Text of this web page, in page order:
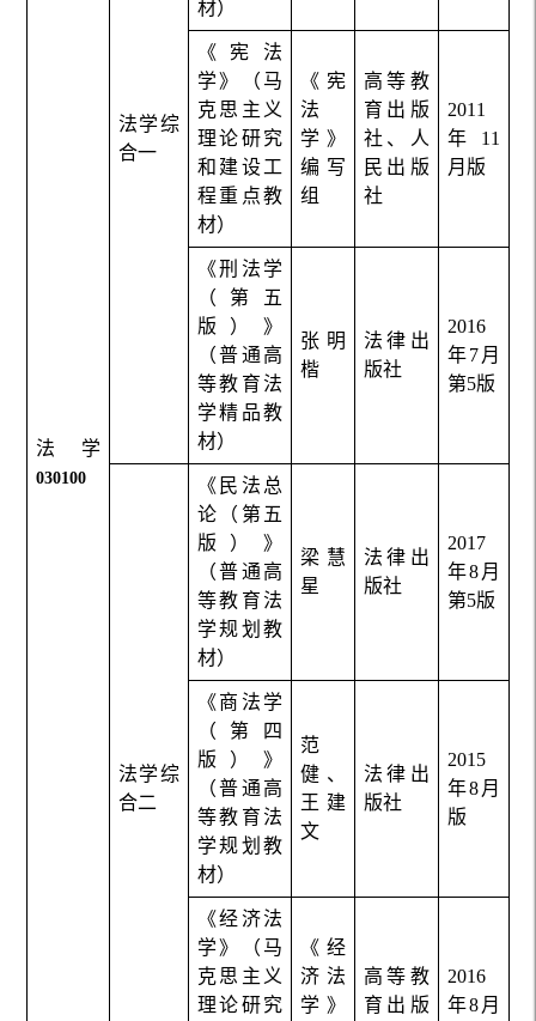
法学
030100
法学综
合一
材）
《宪法
学》（马
克思主义
理论研究
和建设工
程重点教
材）
《宪
法
学》
编写
组
高等教
育出版
社、人
民出版
社
2011
年11
月版
《刑法学
（第五
版）》
（普通高
等教育法
学精品教
材）
张明
楷
法律出
版社
2016
年7月
第5版
法学综
合二
《民法总
论（第五
版）》
（普通高
等教育法
学规划教
材）
梁慧
星
法律出
版社
2017
年8月
第5版
《商法学
（第四
版）》
（普通高
等教育法
学规划教
材）
范
健、
王建
文
法律出
版社
2015
年8月
版
《经济法
学》（马
克思主义
理论研究
《经
济法
学》
高等教
育出版
2016
年8月